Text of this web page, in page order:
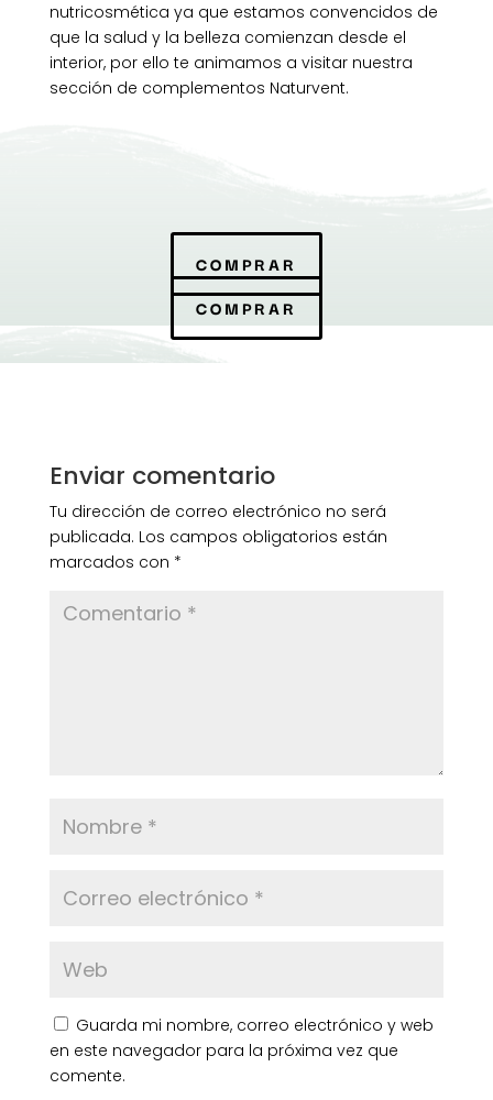
nutricosmética ya que estamos convencidos de
que la salud y la belleza comienzan desde el
interior, por ello te animamos a visitar nuestra
sección de complementos Naturvent.
COMPRAR
COMPRAR
Enviar comentario
Tu dirección de correo electrónico no será
publicada. Los campos obligatorios están
marcados con *
Guarda mi nombre, correo electrónico y web
en este navegador para la próxima vez que
comente.